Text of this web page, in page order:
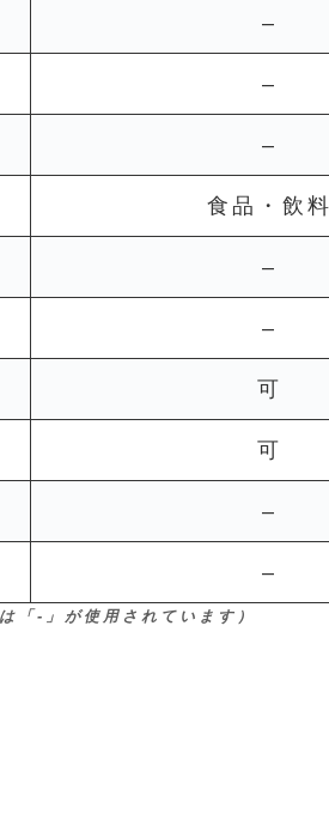
–
–
–
食品・飲料
–
–
可
可
–
–
「-」が使用されています）